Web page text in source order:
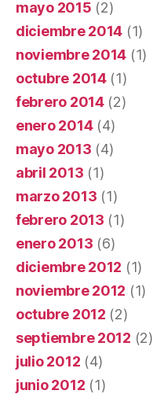
mayo 2015 (2)
diciembre 2014 (1)
noviembre 2014 (1)
octubre 2014(1)
febrero 2014(2)
enero 2014(4)
mayo 2013 (4)
abril 2013 (1)
marzo 2013 (1)
febrero 2013 (1)
enero 2013 (6)
diciembre 2012 (1)
noviembre 2012 (1)
octubre 2012 (2)
septiembre 2012 (2)
julio 2012 (4)
junio 2012 (1)